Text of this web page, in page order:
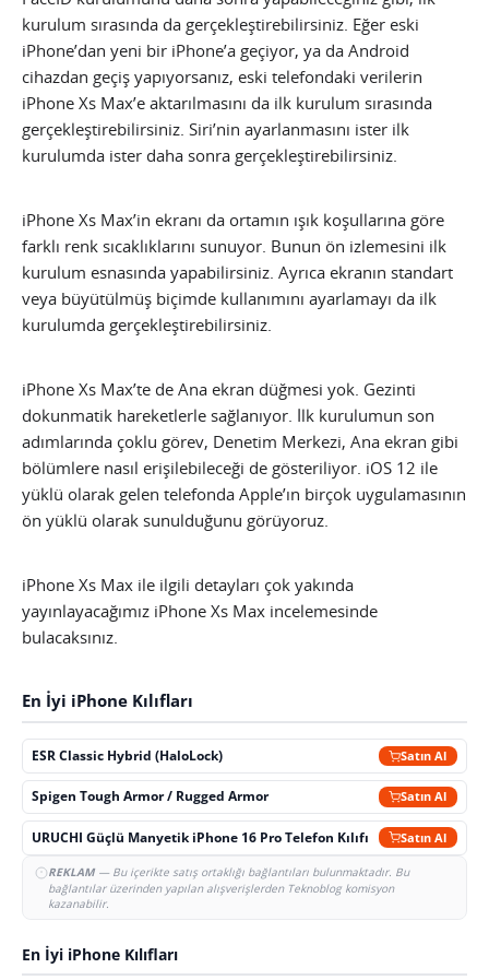
kurulum sırasında da gerçekleştirebilirsiniz. Eğer eski
iPhone’dan yeni bir iPhone’a geçiyor, ya da Android
cihazdan geçiş yapıyorsanız, eski telefondaki verilerin
iPhone Xs Max’e aktarılmasını da ilk kurulum sırasında
gerçekleştirebilirsiniz. Siri’nin ayarlanmasını ister ilk
kurulumda ister daha sonra gerçekleştirebilirsiniz.
iPhone Xs Max’in ekranı da ortamın ışık koşullarına göre
farklı renk sıcaklıklarını sunuyor. Bunun ön izlemesini ilk
kurulum esnasında yapabilirsiniz. Ayrıca ekranın standart
veya büyütülmüş biçimde kullanımını ayarlamayı da ilk
kurulumda gerçekleştirebilirsiniz.
iPhone Xs Max’te de Ana ekran düğmesi yok. Gezinti
dokunmatik hareketlerle sağlanıyor. İlk kurulumun son
adımlarında çoklu görev, Denetim Merkezi, Ana ekran gibi
bölümlere nasıl erişilebileceği de gösteriliyor. iOS 12 ile
yüklü olarak gelen telefonda Apple’ın birçok uygulamasının
ön yüklü olarak sunulduğunu görüyoruz.
iPhone Xs Max ile ilgili detayları çok yakında
yayınlayacağımız iPhone Xs Max incelemesinde
bulacaksınız.
En İyi iPhone Kılıfları
ESR Classic Hybrid (HaloLock) Satın Al
Spigen Tough Armor / Rugged Armor Satın Al
URUCHI Güçlü Manyetik iPhone 16 Pro Telefon Kılıfı Satın Al
REKLAM— Bu içerikte satış ortaklığı bağlantıları bulunmaktadır. Bu
bağlantılar üzerinden yapılan alışverişlerden Teknoblog komisyon
kazanabilir.
En İyi iPhone Kılıfları